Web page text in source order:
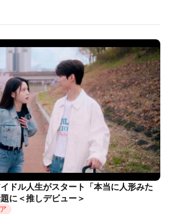
ドル人生がスタート「本当に人形みた
に＜推しデビュー＞